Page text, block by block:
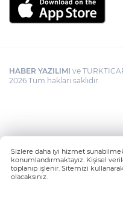
HABER YAZILIMI ve
2026 Tüm hakları saklıdır.
Sizlere daha iyi hizmet
konumlandırmaktayız. Kişisel
toplanıp işlenir. Sitemizi
olacaksınız.